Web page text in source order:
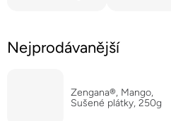
Nejprodávanější
Zengana®, Mango,
Sušené plátky, 250g